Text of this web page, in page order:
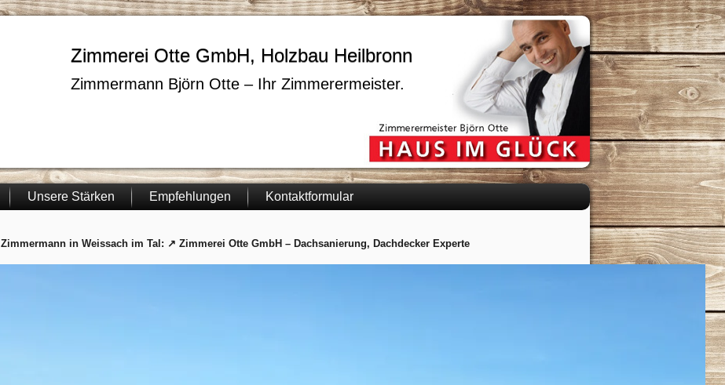
Zimmerei Otte GmbH, Holzbau Heilbronn
Zimmermann Björn Otte – Ihr Zimmerermeister.
Unsere Stärken Empfehlungen Kontaktformular
Zimmermann in Weissach im Tal: ↗️ Zimmerei Otte GmbH – Dachsanierung, Dachdecker Experte